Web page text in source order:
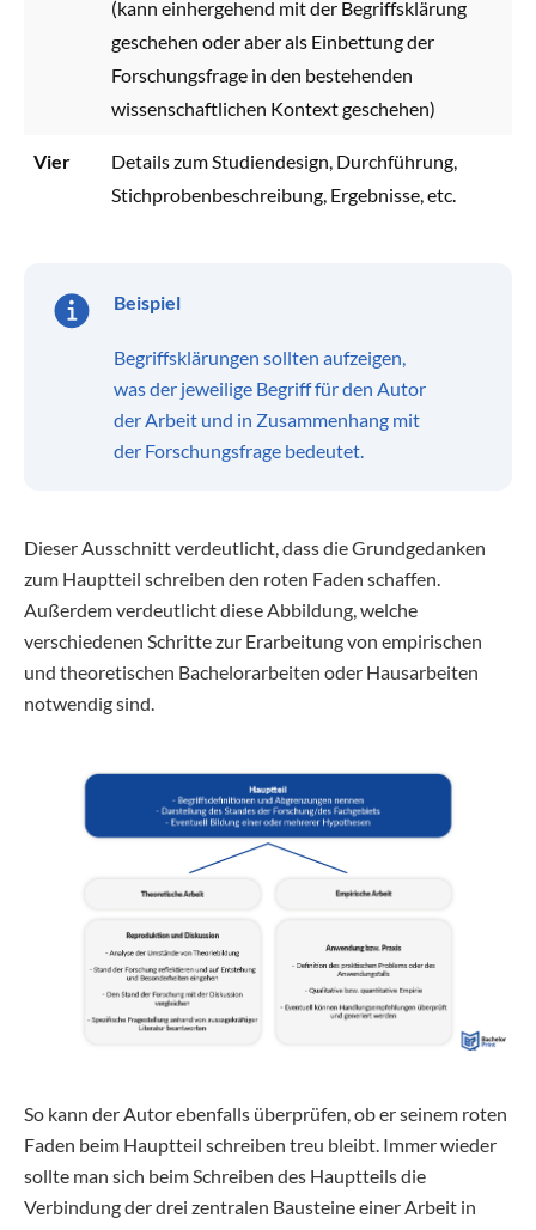
(kann einhergehend mit der Begriffsklärung
geschehen oder aber als Einbettung der
Forschungsfrage in den bestehenden
wissenschaftlichen Kontext geschehen)
Vier
Details zum Studiendesign, Durchführung,
Stichprobenbeschreibung, Ergebnisse, etc.
Beispiel
Begriffsklärungen sollten aufzeigen,
was der jeweilige Begriff für den Autor
der Arbeit und in Zusammenhang mit
der Forschungsfrage bedeutet.
Dieser Ausschnitt verdeutlicht, dass die Grundgedanken
zum Hauptteil schreiben den roten Faden schaffen.
Außerdem verdeutlicht diese Abbildung, welche
verschiedenen Schritte zur Erarbeitung von empirischen
und theoretischen Bachelorarbeiten oder Hausarbeiten
notwendig sind.
So kann der Autor ebenfalls überprüfen, ob er seinem roten
Faden beim Hauptteil schreiben treu bleibt. Immer wieder
sollte man sich beim Schreiben des Hauptteils die
Verbindung der drei zentralen Bausteine einer Arbeit in